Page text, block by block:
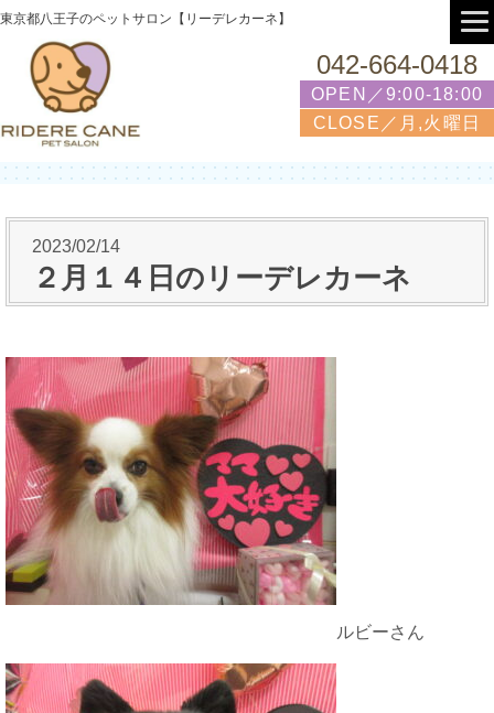
東京都八王子のペットサロン【リーデレカーネ】
042-664-0418
OPEN／9:00-18:00
CLOSE／月,火曜日
2023/02/14
２月１４日のリーデレカーネ
ルビーさん